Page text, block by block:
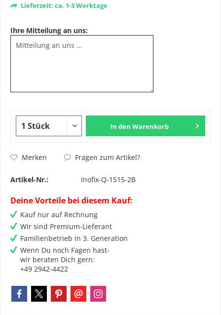
Lieferzeit: ca. 1-3 Werktage
Ihre Mitteilung an uns:
In den Warenkorb
Merken Fragen zum Artikel?
Artikel-Nr.: Inofix-Q-1515-2B
Deine Vorteile bei diesem Kauf:
Kauf nur auf Rechnung
Wir sind Premium-Lieferant
Familienbetrieb in 3. Generation
Wenn Du noch Fagen hast-
wir beraten Dich gern:
+49 2942-4422